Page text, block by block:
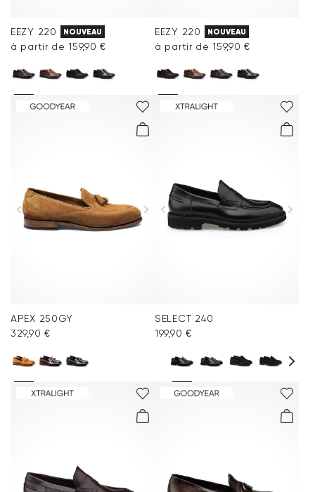
EEZY 220 NOUVEAU
à partir de 159,90 €
EEZY 220 NOUVEAU
à partir de 159,90 €
APEX 250GY
329,90 €
SELECT 240
199,90 €